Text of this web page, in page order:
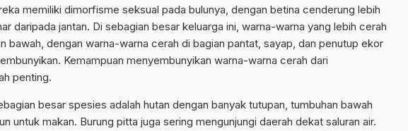
memiliki dimorfisme seksual pada bulunya, dengan betina cenderung lebih
daripada jantan. Di sebagian besar keluarga ini, warna-warna yang lebih cerah
bawah, dengan warna-warna cerah di bagian pantat, sayap, dan penutup ekor
Kemampuan menyembunyikan warna-warna cerah dari
penting.
besar spesies adalah hutan dengan banyak tutupan, tumbuhan bawah
untuk makan. Burung pitta juga sering mengunjungi daerah dekat saluran air.